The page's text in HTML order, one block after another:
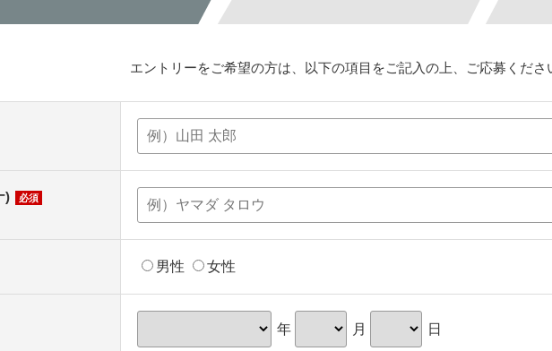
エントリーをご希望の方は、以下の項目をご記入の上、ご応募くださ
) 必須
男性 女性
年 月 日